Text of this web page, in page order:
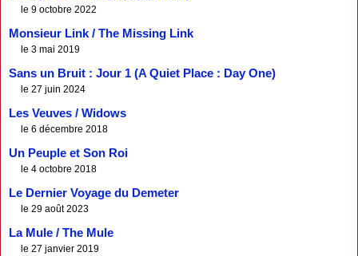
le 9 octobre 2022
Monsieur Link / The Missing Link
le 3 mai 2019
Sans un Bruit : Jour 1 (A Quiet Place : Day One)
le 27 juin 2024
Les Veuves / Widows
le 6 décembre 2018
Un Peuple et Son Roi
le 4 octobre 2018
Le Dernier Voyage du Demeter
le 29 août 2023
La Mule / The Mule
le 27 janvier 2019